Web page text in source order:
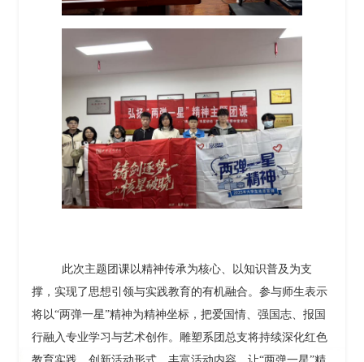
此次主题团课以精神传承为核心、以知识普及为支
撑，实现了思想引领与实践教育的有机融合。参与师生表示
将以“两弹一星”精神为精神坐标，把爱国情、强国志、报国
行融入专业学习与艺术创作。雕塑系团总支将持续深化红色
教育实践，创新活动形式，丰富活动内容，让“两弹一星”精